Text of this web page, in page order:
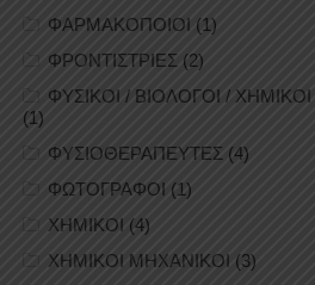
ΦΑΡΜΑΚΟΠΟΙΟΙ (1)
ΦΡΟΝΤΙΣΤΡΙΕΣ (2)
ΦΥΣΙΚΟΙ / ΒΙΟΛΟΓΟΙ / ΧΗΜΙΚΟΙ
(1)
ΦΥΣΙΟΘΕΡΑΠΕΥΤΕΣ (4)
ΦΩΤΟΓΡΑΦΟΙ (1)
ΧΗΜΙΚΟΙ (4)
ΧΗΜΙΚΟΙ ΜΗΧΑΝΙΚΟΙ (3)